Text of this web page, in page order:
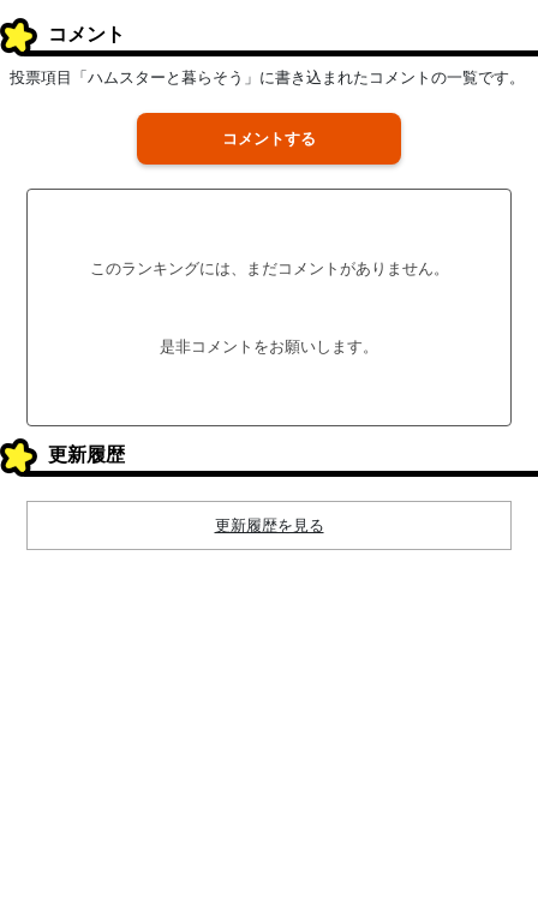
コメント
投票項目「ハムスターと暮らそう」に書き込まれたコメントの一覧です。
コメントする
このランキングには、まだコメントがありません。
是非コメントをお願いします。
更新履歴
更新履歴を見る